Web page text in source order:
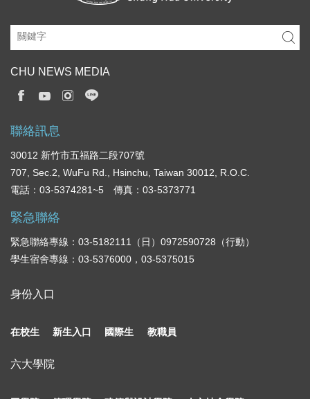
CHU NEWS MEDIA
聯絡訊息
30012 新竹市五福路二段707號
707, Sec.2, WuFu Rd., Hsinchu, Taiwan 30012, R.O.C.
電話：03-5374281~5 傳真：03-5373771
緊急聯絡
緊急聯絡專線：03-5182111（日）0972590728（行動）
學生宿舍專線：03-5376000，03-5375015
身份入口
在校生 新生入口 國際生 教職員
六大學院